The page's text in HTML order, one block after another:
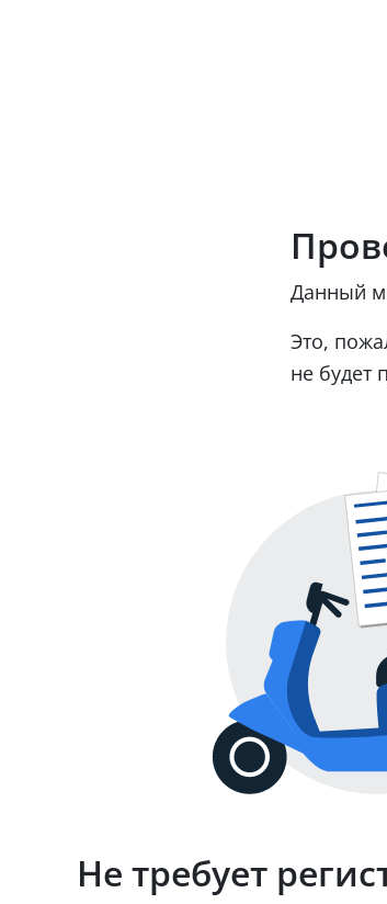
Данный
Это,
не будет
Не требует